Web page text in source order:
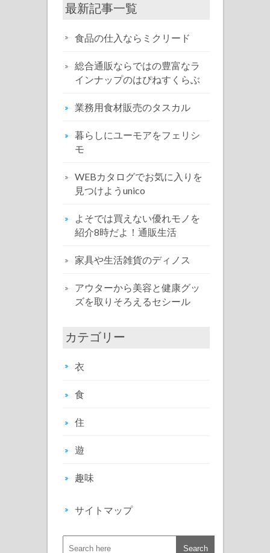
最新記事一覧
食品の仕入ならミクリード
総合通販ならではの豊富なラ
インナップのはぴねすくらぶ
業務用食材販売のタスカル
暮らしにユーモアをフェリシ
モ
WEBカタログでお気に入りを
見つけようunico
よそでは買えない優れモノを
紹介8時だよ！通販生活
家具や生活雑貨のディノス
アウターから美容と健康グッ
ズを取りそろえるセシール
カテゴリー
衣
食
住
遊
趣味
サイトマップ